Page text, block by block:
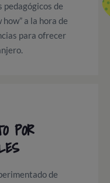
pedagógicos de
a la hora de
para ofrecer
POR
de